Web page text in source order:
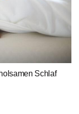
Schlaf